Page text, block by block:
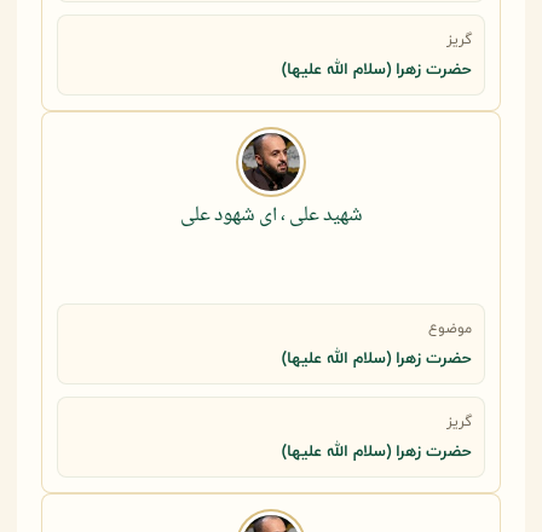
گریز
حضرت زهرا (سلام الله علیها)
شهید علی ، ای شهود علی
موضوع
حضرت زهرا (سلام الله علیها)
گریز
حضرت زهرا (سلام الله علیها)